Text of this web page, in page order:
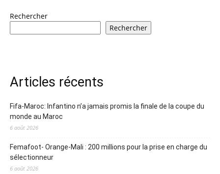
Rechercher
Rechercher
Articles récents
Fifa-Maroc: Infantino n’a jamais promis la finale de la coupe du
monde au Maroc
6 août 2026
Femafoot- Orange-Mali : 200 millions pour la prise en charge du
sélectionneur
6 août 2026